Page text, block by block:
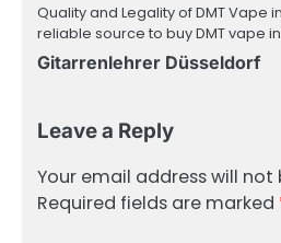
Quality and Legality of DMT Vape
reliable source to buy DMT vape
Gitarrenlehrer Düsseldorf
Leave a Reply
Your email address will not
Required fields are marked